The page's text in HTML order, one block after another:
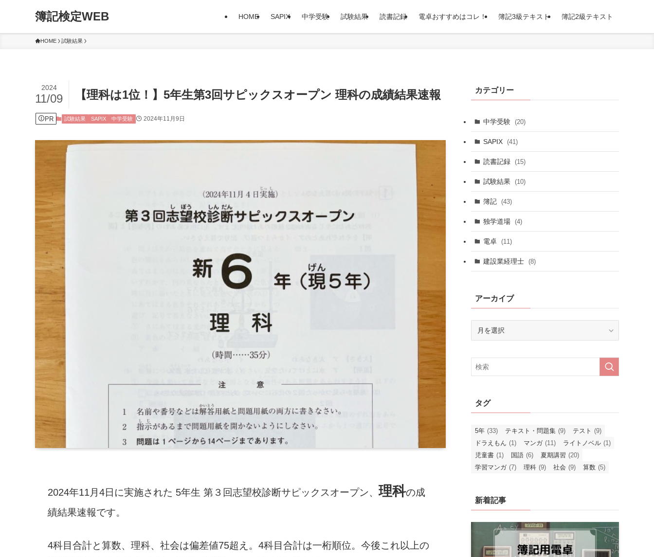
簿記検定WEB HOME SAPIX 中学受験 試験結果 読書記録 電卓おすすめはコレ！ 簿記3級テキスト 簿記2級テキスト
HOME 試験結果
【理科は1位！】5年生第3回サピックスオープン 理科の成績結果速報
2024
11/09
PR 試験結果 SAPIX 中学受験 2024年11月9日
2024年11月4日に実施された 5年生 第３回志望校診断サピックスオープン、理科の成
績結果速報です。
4科目合計と算数、理科、社会は偏差値75超え。4科目合計は一桁順位。今後これ以上の
カテゴリー
中学受験 (20)
SAPIX (41)
読書記録 (15)
試験結果 (10)
簿記 (43)
独学道場 (4)
電卓 (11)
建設業経理士 (8)
アーカイブ
イ
ブ
タグ
5年 (33) テキスト・問題集 (9) テスト (9)
ドラえもん (1) マンガ (11) ライトノベル (1)
児童書 (1) 国語 (6) 夏期講習 (20)
学習マンガ (7) 理科 (9) 社会 (9) 算数 (5)
新着記事